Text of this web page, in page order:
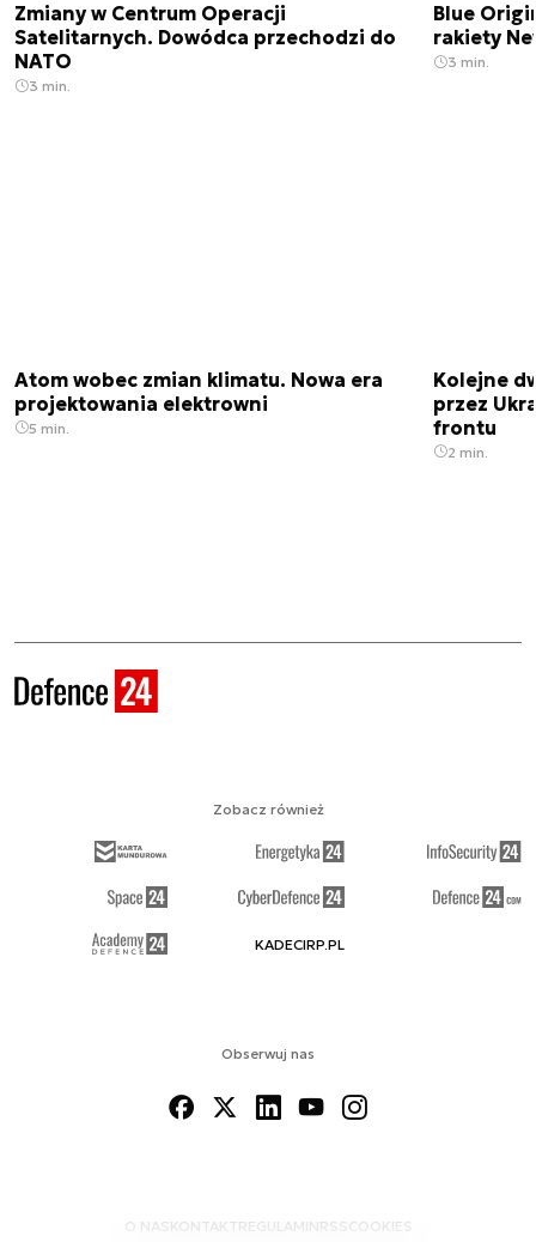
Zmiany w Centrum Operacji
Satelitarnych. Dowódca przechodzi do
NATO
3 min.
Blue
rakiety
3 min.
Atom wobec zmian klimatu. Nowa era
projektowania elektrowni
5 min.
Kolejne
przez
frontu
2 min.
Obserwuj nas
O NAS KONTAKTREGULAMINRSS COOKIES
Zobacz również
KADECIRP.PL